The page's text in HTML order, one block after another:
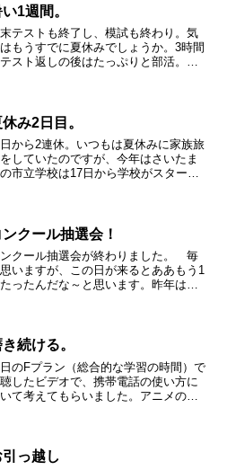
。明日は管楽合奏コンテス...
1週間。
テストも終了し、模試も終わり。気
もうすでに夏休みでしょうか。3時間
スト返しの後はたっぷりと部活。こ
議の関係で遅れてし...
み2日目。
から2連休。いつもは夏休みに家族旅
していたのですが、今年はさいたま
市立学校は17日から学校がスタート
闘。そして、小学...
ンクール抽選会！
ンクール抽選会が終わりました。 毎
いますが、この日が来るとああもう1
ったんだな～と思います。昨年はシ
余裕があるはずなの...
続ける。
のFプラン（総合的な学習の時間）で
したビデオで、携帯電話の使い方に
て考えてもらいました。アニメの映
愕然。 一日の携帯...
引っ越し